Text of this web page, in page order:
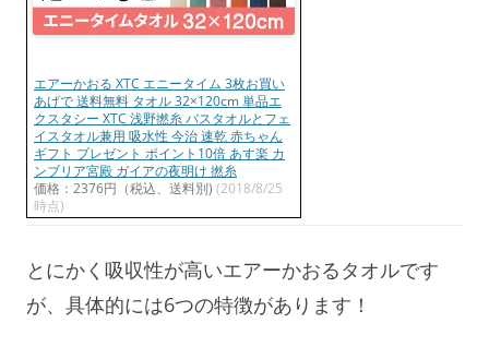
エアーかおる XTC エニータイム 3枚お買い
あげで 送料無料 タオル 32×120cm 単品エ
クスタシー XTC 浅野撚糸 バスタオルとフェ
イスタオル兼用 吸水性 今治 速乾 赤ちゃん
ギフト プレゼント ポイント10倍 あす楽 カ
ンブリア宮殿 ガイアの夜明け 撚糸
価格：2376円（税込、送料別) (2018/8/25
時点)
とにかく吸収性が高いエアーかおるタオルです
が、具体的には6つの特徴があります！